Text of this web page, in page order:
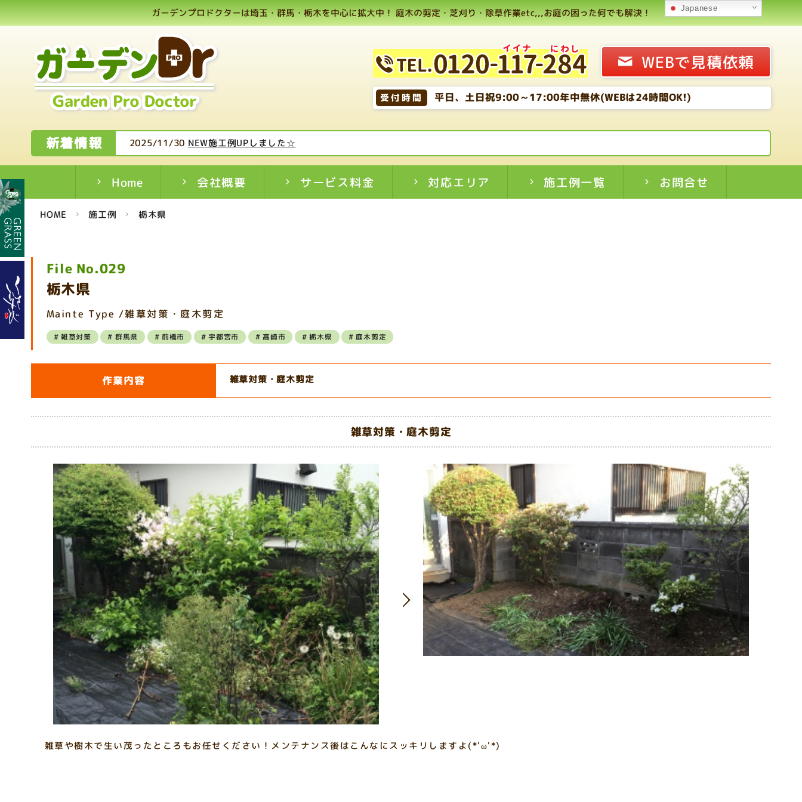
Japanese
ガーデンプロドクターは埼玉・群馬・栃木を中心に拡大中！ 庭木の剪定・芝刈り・除草作業etc,,,お庭の困った何でも解決！
WEBで見積依頼
受付時間 平日、土日祝9:00～17:00年中無休(WEBは24時間OK!)
新着情報 2025/11/30 NEW施工例UPしました☆
Home 会社概要 サービス料金 対応エリア 施工例一覧 お問合せ
HOME 施工例 栃木県
File No.029
栃木県
Mainte Type /雑草対策・庭木剪定
雑草対策 群馬県 前橋市 宇都宮市 高崎市 栃木県 庭木剪定
作業内容 雑草対策・庭木剪定
雑草対策・庭木剪定
雑草や樹木で生い茂ったところもお任せください！メンテナンス後はこんなにスッキリしますよ(*'ω'*)